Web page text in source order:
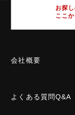
お探
ここ
会社概要
よくある質問Q&A